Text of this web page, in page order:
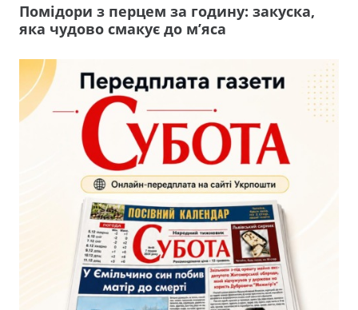
Помідори з перцем за годину: закуска,
яка чудово смакує до м’яса